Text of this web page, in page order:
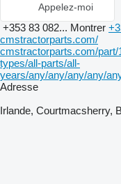
Appelez-moi
+353 83 082... Montrer
cmstractorparts.com/
cmstractorparts.com/
types/all-parts/all-
years/any/any/any/any/
Adresse
Irlande, Courtmacsherry,